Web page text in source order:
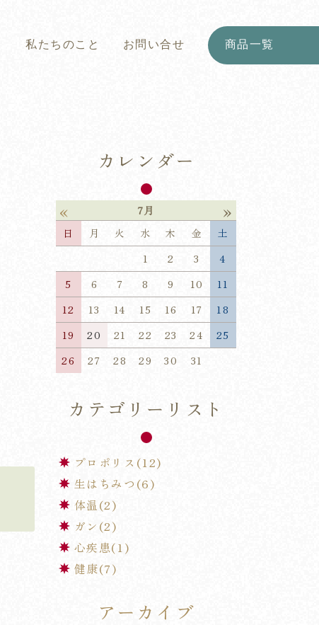
私たちのこと お問い合せ 商品一覧
カレンダー
« 7月 »
日 月 火 水 木 金
土
1
2 3
4
5
6 7 8 9 10
11
12
13 14 15 16 17
18
19
20 21 22 23 24
25
26
27 28 29 30 31
カテゴリーリスト
プロポリス(12)
生はちみつ(6)
体温(2)
ガン(2)
心疾患(1)
健康(7)
アーカイブ